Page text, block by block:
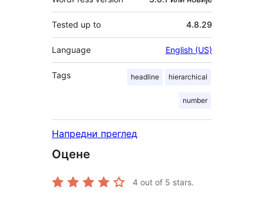
Tested up to 4.8.29
Language English (US)
Tags headline hierarchical
number
Напредни преглед
Оцене
4 out of 5 stars.